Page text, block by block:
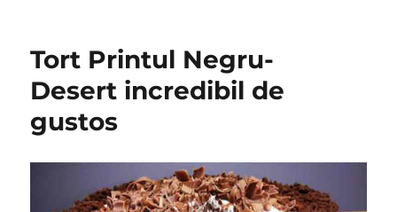
Tort Printul Negru-
Desert incredibil de
gustos